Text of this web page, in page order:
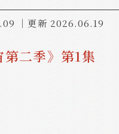
｜更新 2026.06.19
二季》第1集